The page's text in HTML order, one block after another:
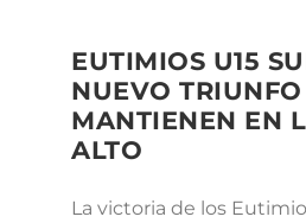
EUTIMIOS U15
NUEVO TRIUNFO
MANTIENEN EN
ALTO
La victoria de los